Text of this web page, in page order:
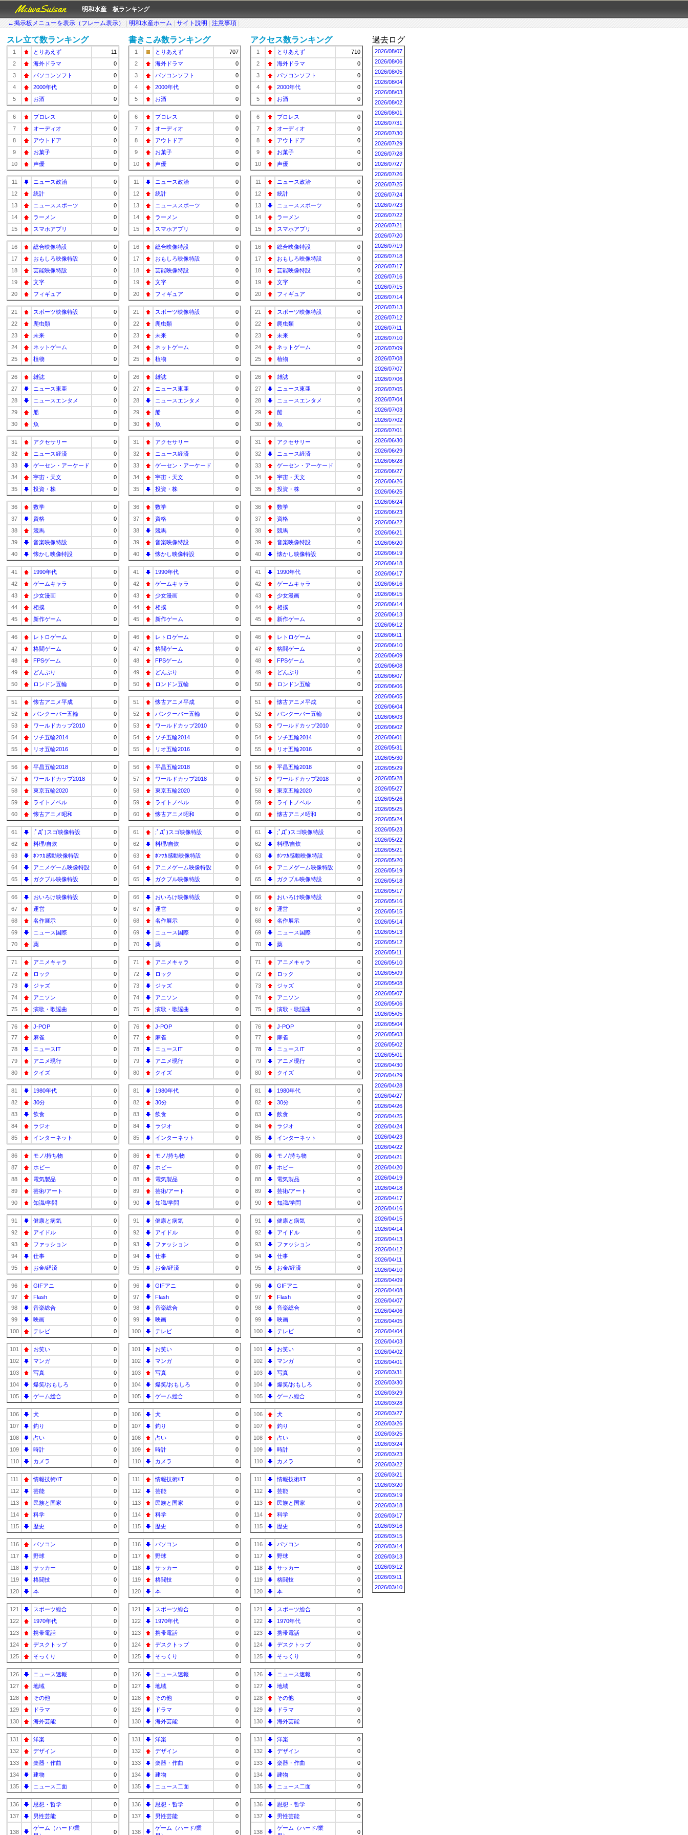
MeiwaSuisan
明和水産 板ランキング
←掲示板メニューを表示（フレーム表示）
明和水産ホーム サイト説明 注意事項
スレ立て数ランキング
1 とりあえず
11
2
海外ドラマ
0
3
パソコンソフト
0
4
2000年代
0
5
お酒 0
6 プロレス
0
7
オーディオ
0
8
アウトドア
0
9
お菓子
0
10
声優 0
11 ニュース政治
0
12
統計
0
13
ニューススポーツ
0
14
ラーメン
0
15
スマホアプリ 0
16 総合映像特設
0
17
おもしろ映像特設
0
18
芸能映像特設
0
19
文字
0
20
フィギュア 0
21 スポーツ映像特設
0
22
爬虫類
0
23
未来
0
24
ネットゲーム
0
25
植物 0
26 雑誌
0
27
ニュース東亜
0
28
ニュースエンタメ
0
29
船
0
30
魚 0
31 アクセサリー
0
32
ニュース経済
0
33
ゲーセン・アーケード
0
34
宇宙・天文
0
35
投資・株 0
36 数学
0
37
資格
0
38
競馬
0
39
音楽映像特設
0
40
懐かし映像特設 0
41 1990年代
0
42
ゲームキャラ
0
43
少女漫画
0
44
相撲
0
45
新作ゲーム 0
46 レトロゲーム
0
47
格闘ゲーム
0
48
FPSゲーム
0
49
どんぶり
0
50
ロンドン五輪 0
51 懐古アニメ平成
0
52
バンクーバー五輪
0
53
ワールドカップ2010
0
54
ソチ五輪2014
0
55
リオ五輪2016 0
56 平昌五輪2018
0
57
ワールドカップ2018
0
58
東京五輪2020
0
59
ライトノベル
0
60
懐古アニメ昭和 0
61 ;ﾟДﾟ)スゴ映像特設
0
62
料理/自炊
0
63
ﾎﾝﾜｶ感動映像特設
0
64
アニメゲーム映像特設
0
65
ガクブル映像特設 0
66 おいろけ映像特設
0
67
運営
0
68
名作展示
0
69
ニュース国際
0
70
薬 0
71 アニメキャラ
0
72
ロック
0
73
ジャズ
0
74
アニソン
0
75
演歌・歌謡曲 0
76 J-POP
0
77
麻雀
0
78
ニュースIT
0
79
アニメ現行
0
80
クイズ 0
81 1980年代
0
82
30分
0
83
飲食
0
84
ラジオ
0
85
インターネット 0
86 モノ/持ち物
0
87
ホビー
0
88
電気製品
0
89
芸術/アート
0
90
知識/学問 0
91 健康と病気
0
92
アイドル
0
93
ファッション
0
94
仕事
0
95
お金/経済 0
96 GIFアニ
0
97
Flash
0
98
音楽総合
0
99
映画
0
100
テレビ 0
101 お笑い
0
102
マンガ
0
103
写真
0
104
爆笑/おもしろ
0
105
ゲーム総合 0
106 犬
0
107
釣り
0
108
占い
0
109
時計
0
110
カメラ 0
111 情報技術/IT
0
112
芸能
0
113
民族と国家
0
114
科学
0
115
歴史 0
116 パソコン
0
117
野球
0
118
サッカー
0
119
格闘技
0
120
本 0
121 スポーツ総合
0
122
1970年代
0
123
携帯電話
0
124
デスクトップ
0
125
そっくり 0
126 ニュース速報
0
127
地域
0
128
その他
0
129
ドラマ
0
130
海外芸能 0
131 洋楽
0
132
デザイン
0
133
楽器・作曲
0
134
建物
0
135
ニュース二面 0
136 思想・哲学
0
137
男性芸能 0
138
ゲーム（ハード/業
0
書きこみ数ランキング
1 とりあえず
707
2
海外ドラマ
0
3
パソコンソフト
0
4
2000年代
0
5
お酒 0
6 プロレス
0
7
オーディオ
0
8
アウトドア
0
9
お菓子
0
10
声優 0
11 ニュース政治
0
12
統計
0
13
ニューススポーツ
0
14
ラーメン
0
15
スマホアプリ 0
16 総合映像特設
0
17
おもしろ映像特設
0
18
芸能映像特設
0
19
文字
0
20
フィギュア 0
21 スポーツ映像特設
0
22
爬虫類
0
23
未来
0
24
ネットゲーム
0
25
植物 0
26 雑誌
0
27
ニュース東亜
0
28
ニュースエンタメ
0
29
船
0
30
魚 0
31 アクセサリー
0
32
ニュース経済
0
33
ゲーセン・アーケード
0
34
宇宙・天文
0
35
投資・株 0
36 数学
0
37
資格
0
38
競馬
0
39
音楽映像特設
0
40
懐かし映像特設 0
41 1990年代
0
42
ゲームキャラ
0
43
少女漫画
0
44
相撲
0
45
新作ゲーム 0
46 レトロゲーム
0
47
格闘ゲーム
0
48
FPSゲーム
0
49
どんぶり
0
50
ロンドン五輪 0
51 懐古アニメ平成
0
52
バンクーバー五輪
0
53
ワールドカップ2010
0
54
ソチ五輪2014
0
55
リオ五輪2016 0
56 平昌五輪2018
0
57
ワールドカップ2018
0
58
東京五輪2020
0
59
ライトノベル
0
60
懐古アニメ昭和 0
61 ;ﾟДﾟ)スゴ映像特設
0
62
料理/自炊
0
63
ﾎﾝﾜｶ感動映像特設
0
64
アニメゲーム映像特設
0
65
ガクブル映像特設 0
66 おいろけ映像特設
0
67
運営
0
68
名作展示
0
69
ニュース国際
0
70
薬 0
71 アニメキャラ
0
72
ロック
0
73
ジャズ
0
74
アニソン
0
75
演歌・歌謡曲 0
76 J-POP
0
77
麻雀
0
78
ニュースIT
0
79
アニメ現行
0
80
クイズ 0
81 1980年代
0
82
30分
0
83
飲食
0
84
ラジオ
0
85
インターネット 0
86 モノ/持ち物
0
87
ホビー
0
88
電気製品
0
89
芸術/アート
0
90
知識/学問 0
91 健康と病気
0
92
アイドル
0
93
ファッション
0
94
仕事
0
95
お金/経済 0
96 GIFアニ
0
97
Flash
0
98
音楽総合
0
99
映画
0
100
テレビ 0
101 お笑い
0
102
マンガ
0
103
写真
0
104
爆笑/おもしろ
0
105
ゲーム総合 0
106 犬
0
107
釣り
0
108
占い
0
109
時計
0
110
カメラ 0
111 情報技術/IT
0
112
芸能
0
113
民族と国家
0
114
科学
0
115
歴史 0
116 パソコン
0
117
野球
0
118
サッカー
0
119
格闘技
0
120
本 0
121 スポーツ総合
0
122
1970年代
0
123
携帯電話
0
124
デスクトップ
0
125
そっくり 0
126 ニュース速報
0
127
地域
0
128
その他
0
129
ドラマ
0
130
海外芸能 0
131 洋楽
0
132
デザイン
0
133
楽器・作曲
0
134
建物
0
135
ニュース二面 0
136 思想・哲学
0
137
男性芸能 0
138
ゲーム（ハード/業
0
アクセス数ランキング
1 とりあえず
710
2
海外ドラマ
0
3
パソコンソフト
0
4
2000年代
0
5
お酒 0
6 プロレス
0
7
オーディオ
0
8
アウトドア
0
9
お菓子
0
10
声優 0
11 ニュース政治
0
12
統計
0
13
ニューススポーツ
0
14
ラーメン
0
15
スマホアプリ 0
16 総合映像特設
0
17
おもしろ映像特設
0
18
芸能映像特設
0
19
文字
0
20
フィギュア 0
21 スポーツ映像特設
0
22
爬虫類
0
23
未来
0
24
ネットゲーム
0
25
植物 0
26 雑誌
0
27
ニュース東亜
0
28
ニュースエンタメ
0
29
船
0
30
魚 0
31 アクセサリー
0
32
ニュース経済
0
33
ゲーセン・アーケード
0
34
宇宙・天文
0
35
投資・株 0
36 数学
0
37
資格
0
38
競馬
0
39
音楽映像特設
0
40
懐かし映像特設 0
41 1990年代
0
42
ゲームキャラ
0
43
少女漫画
0
44
相撲
0
45
新作ゲーム 0
46 レトロゲーム
0
47
格闘ゲーム
0
48
FPSゲーム
0
49
どんぶり
0
50
ロンドン五輪 0
51 懐古アニメ平成
0
52
バンクーバー五輪
0
53
ワールドカップ2010
0
54
ソチ五輪2014
0
55
リオ五輪2016 0
56 平昌五輪2018
0
57
ワールドカップ2018
0
58
東京五輪2020
0
59
ライトノベル
0
60
懐古アニメ昭和 0
61 ;ﾟДﾟ)スゴ映像特設
0
62
料理/自炊
0
63
ﾎﾝﾜｶ感動映像特設
0
64
アニメゲーム映像特設
0
65
ガクブル映像特設 0
66 おいろけ映像特設
0
67
運営
0
68
名作展示
0
69
ニュース国際
0
70
薬 0
71 アニメキャラ
0
72
ロック
0
73
ジャズ
0
74
アニソン
0
75
演歌・歌謡曲 0
76 J-POP
0
77
麻雀
0
78
ニュースIT
0
79
アニメ現行
0
80
クイズ 0
81 1980年代
0
82
30分
0
83
飲食
0
84
ラジオ
0
85
インターネット 0
86 モノ/持ち物
0
87
ホビー
0
88
電気製品
0
89
芸術/アート
0
90
知識/学問 0
91 健康と病気
0
92
アイドル
0
93
ファッション
0
94
仕事
0
95
お金/経済 0
96 GIFアニ
0
97
Flash
0
98
音楽総合
0
99
映画
0
100
テレビ 0
101 お笑い
0
102
マンガ
0
103
写真
0
104
爆笑/おもしろ
0
105
ゲーム総合 0
106 犬
0
107
釣り
0
108
占い
0
109
時計
0
110
カメラ 0
111 情報技術/IT
0
112
芸能
0
113
民族と国家
0
114
科学
0
115
歴史 0
116 パソコン
0
117
野球
0
118
サッカー
0
119
格闘技
0
120
本 0
121 スポーツ総合
0
122
1970年代
0
123
携帯電話
0
124
デスクトップ
0
125
そっくり 0
126 ニュース速報
0
127
地域
0
128
その他
0
129
ドラマ
0
130
海外芸能 0
131 洋楽
0
132
デザイン
0
133
楽器・作曲
0
134
建物
0
135
ニュース二面 0
136 思想・哲学
0
137
男性芸能 0
138
ゲーム（ハード/業
0
過去ログ
2026/08/07
2026/08/06
2026/08/05
2026/08/04
2026/08/03
2026/08/02
2026/08/01
2026/07/31
2026/07/30
2026/07/29
2026/07/28
2026/07/27
2026/07/26
2026/07/25
2026/07/24
2026/07/23
2026/07/22
2026/07/21
2026/07/20
2026/07/19
2026/07/18
2026/07/17
2026/07/16
2026/07/15
2026/07/14
2026/07/13
2026/07/12
2026/07/11
2026/07/10
2026/07/09
2026/07/08
2026/07/07
2026/07/06
2026/07/05
2026/07/04
2026/07/03
2026/07/02
2026/07/01
2026/06/30
2026/06/29
2026/06/28
2026/06/27
2026/06/26
2026/06/25
2026/06/24
2026/06/23
2026/06/22
2026/06/21
2026/06/20
2026/06/19
2026/06/18
2026/06/17
2026/06/16
2026/06/15
2026/06/14
2026/06/13
2026/06/12
2026/06/11
2026/06/10
2026/06/09
2026/06/08
2026/06/07
2026/06/06
2026/06/05
2026/06/04
2026/06/03
2026/06/02
2026/06/01
2026/05/31
2026/05/30
2026/05/29
2026/05/28
2026/05/27
2026/05/26
2026/05/25
2026/05/24
2026/05/23
2026/05/22
2026/05/21
2026/05/20
2026/05/19
2026/05/18
2026/05/17
2026/05/16
2026/05/15
2026/05/14
2026/05/13
2026/05/12
2026/05/11
2026/05/10
2026/05/09
2026/05/08
2026/05/07
2026/05/06
2026/05/05
2026/05/04
2026/05/03
2026/05/02
2026/05/01
2026/04/30
2026/04/29
2026/04/28
2026/04/27
2026/04/26
2026/04/25
2026/04/24
2026/04/23
2026/04/22
2026/04/21
2026/04/20
2026/04/19
2026/04/18
2026/04/17
2026/04/16
2026/04/15
2026/04/14
2026/04/13
2026/04/12
2026/04/11
2026/04/10
2026/04/09
2026/04/08
2026/04/07
2026/04/06
2026/04/05
2026/04/04
2026/04/03
2026/04/02
2026/04/01
2026/03/31
2026/03/30
2026/03/29
2026/03/28
2026/03/27
2026/03/26
2026/03/25
2026/03/24
2026/03/23
2026/03/22
2026/03/21
2026/03/20
2026/03/19
2026/03/18
2026/03/17
2026/03/16
2026/03/15
2026/03/14
2026/03/13
2026/03/12
2026/03/11
2026/03/10